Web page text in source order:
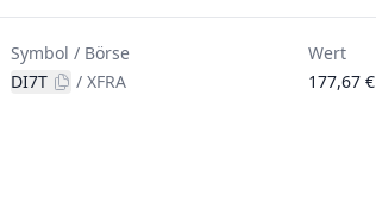
Symbol / Börse
DI7T
/XFRA
Wert
177,67 €